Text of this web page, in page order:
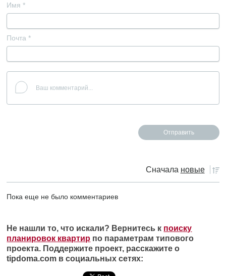
Имя *
Почта *
Сначала новые
Пока еще не было комментариев
Не нашли то, что искали? Вернитесь к поиску
планировок квартир по параметрам типового
проекта. Поддержите проект, расскажите о
tipdoma.com в социальных сетях: